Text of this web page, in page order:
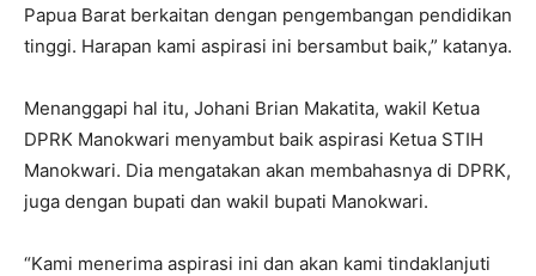
Papua Barat berkaitan dengan pengembangan pendidikan
tinggi. Harapan kami aspirasi ini bersambut baik,” katanya.
Menanggapi hal itu, Johani Brian Makatita, wakil Ketua
DPRK Manokwari menyambut baik aspirasi Ketua STIH
Manokwari. Dia mengatakan akan membahasnya di DPRK,
juga dengan bupati dan wakil bupati Manokwari.
“Kami menerima aspirasi ini dan akan kami tindaklanjuti